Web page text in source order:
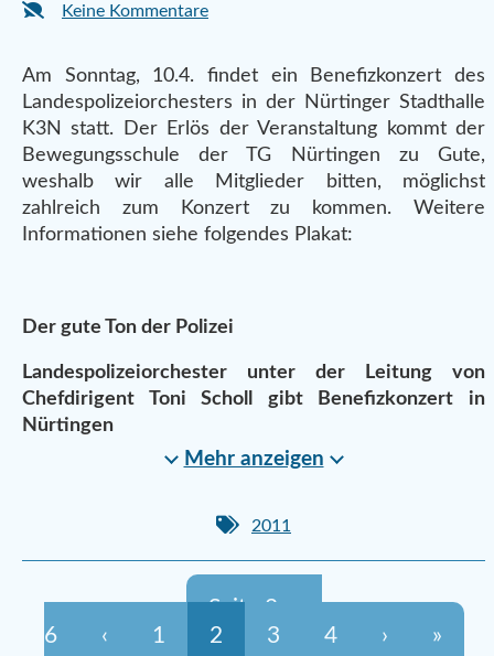
Keine Kommentare
Am Sonntag, 10.4. findet ein Benefizkonzert des
Landespolizeiorchesters in der Nürtinger Stadthalle
K3N statt. Der Erlös der Veranstaltung kommt der
Bewegungsschule der TG Nürtingen zu Gute,
weshalb wir alle Mitglieder bitten, möglichst
zahlreich zum Konzert zu kommen. Weitere
Informationen siehe folgendes Plakat:
Der gute Ton der Polizei
Landespolizeiorchester unter der Leitung von
Chefdirigent Toni Scholl gibt Benefizkonzert in
Nürtingen
Mehr anzeigen
2011
Seite 2 von
6
‹ 1 2 3 4 › »